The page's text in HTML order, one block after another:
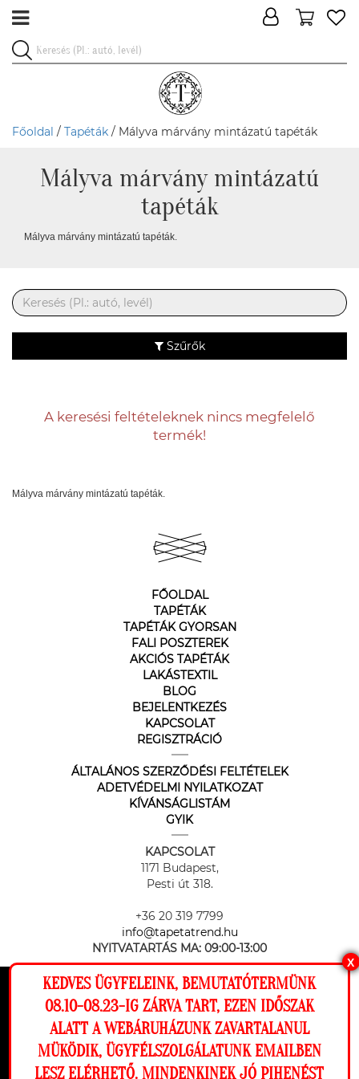
Ez a weboldal cookie-kat használ, hogy a
lehető legjobb élményt nyújtsa honlapunkon.
Beállítások
Főoldal / Tapéták / Mályva márvány mintázatú tapéták
Mályva márvány mintázatú
tapéták
Mályva márvány mintázatú tapéták.
Szűrők
A keresési feltételeknek nincs megfelelő
termék!
Mályva márvány mintázatú tapéták.
FŐOLDAL
TAPÉTÁK
TAPÉTÁK GYORSAN
FALI POSZTEREK
AKCIÓS TAPÉTÁK
LAKÁSTEXTIL
BLOG
BEJELENTKEZÉS
KAPCSOLAT
REGISZTRÁCIÓ
ÁLTALÁNOS SZERZŐDÉSI FELTÉTELEK
ADETVÉDELMI NYILATKOZAT
KÍVÁNSÁGLISTÁM
GYIK
KAPCSOLAT
1171 Budapest,
Pesti út 318.
+36 20 319 7799
info@tapetatrend.hu
NYITVATARTÁS MA: 09:00-13:00
Az online fizetést a Barion Payment Zrt. biztosítja, MNB engedély
száma: H-EN-I-1064/2013
X
KEDVES ÜGYFELEINK, BEMUTATÓTERMÜNK
08.10-08.23-IG ZÁRVA TART, EZEN IDŐSZAK
ALATT A WEBÁRUHÁZUNK ZAVARTALANUL
MÜKÖDIK, ÜGYFÉLSZOLGÁLATUNK EMAILBEN
LESZ ELÉRHETŐ. MINDENKINEK JÓ PIHENÉST